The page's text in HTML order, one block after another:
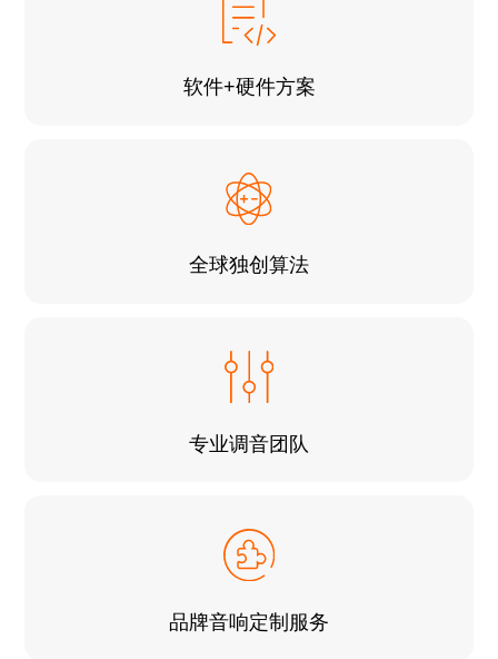
软件+硬件方案
全球独创算法
专业调音团队
品牌音响定制服务